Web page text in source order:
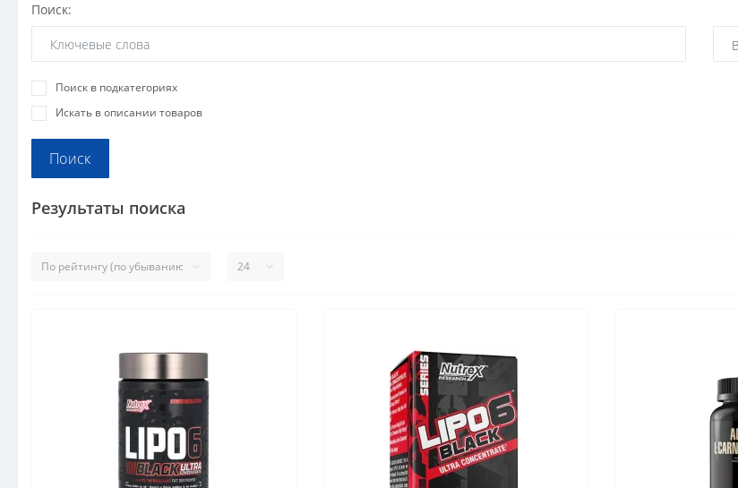
Поиск:
Поиск в подкатегориях
Искать в описании товаров
Результаты поиска